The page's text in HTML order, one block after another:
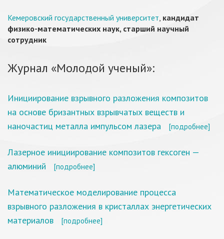
Кемеровский государственный университет, кандидат
физико-математических наук, старший научный
сотрудник
Журнал «Молодой ученый»:
Инициирование взрывного разложения композитов
на основе бризантных взрывчатых веществ и
наночастиц металла импульсом лазера
[подробнее]
Лазерное инициирование композитов гексоген —
алюминий
[подробнее]
Математическое моделирование процесса
взрывного разложения в кристаллах энергетических
материалов
[подробнее]